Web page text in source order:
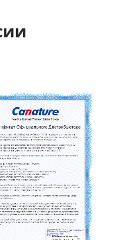
Я принимаю условия
передачи информации
Мы Вам